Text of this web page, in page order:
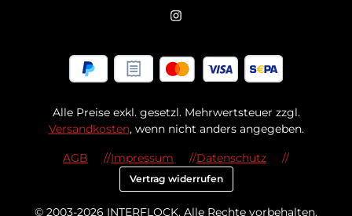
Alle Preise exkl. gesetzl. Mehrwertsteuer zzgl.
Versandkosten, wenn nicht anders angegeben.
© 2003-2026 INTERFLOCK. Alle Rechte vorbehalten.
AGB Impressum Datenschutz
Vertrag widerrufen